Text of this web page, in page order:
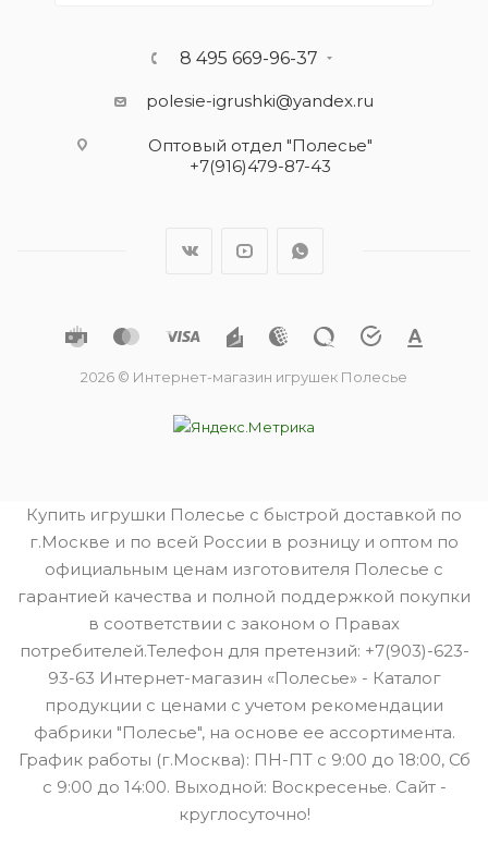
8 495 669-96-37
polesie-igrushki@yandex.ru
Оптовый отдел "Полесье"
+7(916)479-87-43
2026 © Интернет-магазин игрушек Полесье
Купить игрушки Полесье с быстрой доставкой по
г.Москве и по всей России в розницу и оптом по
официальным ценам изготовителя Полесье с
гарантией качества и полной поддержкой покупки
в соответствии с законом о Правах
потребителей.Телефон для претензий: +7(903)-623-
93-63 Интернет-магазин «Полесье» - Каталог
продукции с ценами с учетом рекомендации
фабрики "Полесье", на основе ее ассортимента.
График работы (г.Москва): ПН-ПТ с 9:00 до 18:00, Сб
с 9:00 до 14:00. Выходной: Воскресенье. Сайт -
круглосуточно!